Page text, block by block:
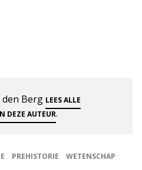
den Berg LEES ALLE
DEZE AUTEUR.
PREHISTORIE WETENSCHAP